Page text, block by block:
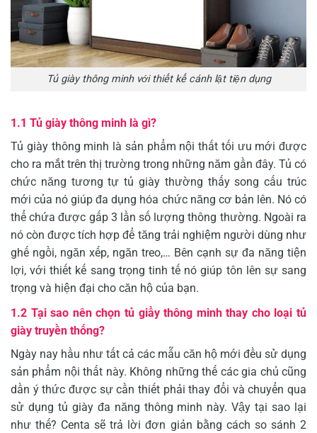
Tủ giày thông minh với thiết kế cánh lật tiện dụng
1.1 Tủ giày thông minh là gì?
Tủ giày thông minh là sản phẩm nội thất tối ưu mới được
cho ra mắt trên thị trường trong những năm gần đây. Tủ có
chức năng tương tự tủ giày thường thấy song cấu trúc
mới của nó giúp đa dụng hóa chức năng cơ bản lên. Nó có
thể chứa được gấp 3 lần số lượng thông thường. Ngoài ra
nó còn được tích hợp để tăng trải nghiệm người dùng như
ghế ngồi, ngăn xếp, ngăn treo,… Bên cạnh sự đa năng tiện
lợi, với thiết kế sang trọng tinh tế nó giúp tôn lên sự sang
trọng và hiện đại cho căn hộ của bạn.
1.2 Tại sao nên chọn tủ giầy thông minh thay cho loại tủ
giày truyền thống?
Ngày nay hầu như tất cả các mẫu căn hộ mới đều sử dụng
sản phẩm nội thất này. Không những thế các gia chủ cũng
dần ý thức được sự cần thiết phải thay đổi và chuyển qua
sử dụng tủ giày đa năng thông minh này. Vậy tại sao lại
như thế? Centa sẽ trả lời đơn giản bằng cách so sánh 2